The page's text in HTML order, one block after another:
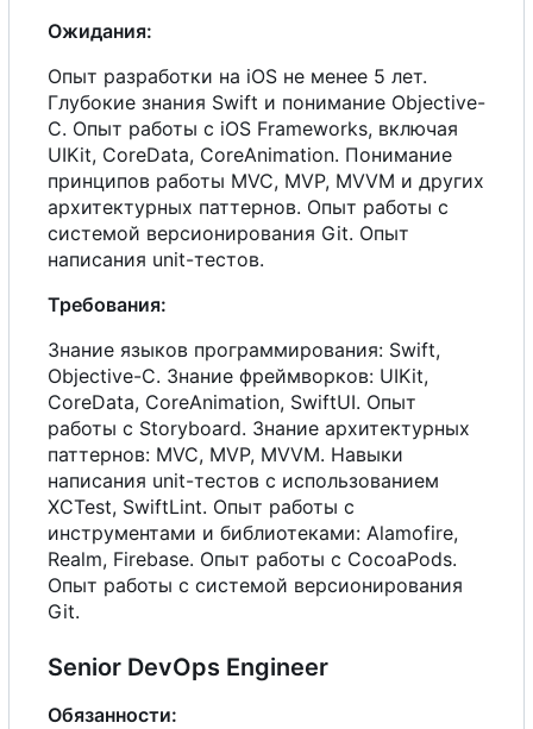
Ожидания:
Опыт разработки на iOS не менее 5 лет.
Глубокие знания Swift и понимание Objective-
C. Опыт работы с iOS Frameworks, включая
UIKit, CoreData, CoreAnimation. Понимание
принципов работы MVC, MVP, MVVM и других
архитектурных паттернов. Опыт работы с
системой версионирования Git. Опыт
написания unit-тестов.
Требования:
Знание языков программирования: Swift,
Objective-C. Знание фреймворков: UIKit,
CoreData, CoreAnimation, SwiftUI. Опыт
работы с Storyboard. Знание архитектурных
паттернов: MVC, MVP, MVVM. Навыки
написания unit-тестов с использованием
XCTest, SwiftLint. Опыт работы с
инструментами и библиотеками: Alamofire,
Realm, Firebase. Опыт работы с CocoaPods.
Опыт работы с системой версионирования
Git.
Senior DevOps Engineer
Обязанности: